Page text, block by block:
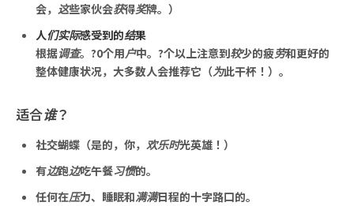
会，这些家伙会获得奖牌。）
人们实际感受到的结果
根据调查。?0个用户中。?个以上注意到较少的疲劳和更好的
整体健康状况，大多数人会推荐它（为此干杯！）。
适合谁？
社交蝴蝶（是的，你，欢乐时光英雄！）
有边跑边吃午餐习惯的。
任何在压力、睡眠和满满日程的十字路口的。